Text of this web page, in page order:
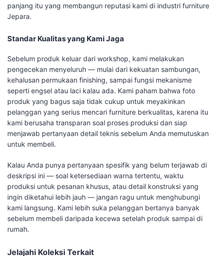
panjang itu yang membangun reputasi kami di industri furniture
Jepara.
Standar Kualitas yang Kami Jaga
Sebelum produk keluar dari workshop, kami melakukan
pengecekan menyeluruh — mulai dari kekuatan sambungan,
kehalusan permukaan finishing, sampai fungsi mekanisme
seperti engsel atau laci kalau ada. Kami paham bahwa foto
produk yang bagus saja tidak cukup untuk meyakinkan
pelanggan yang serius mencari furniture berkualitas, karena itu
kami berusaha transparan soal proses produksi dan siap
menjawab pertanyaan detail teknis sebelum Anda memutuskan
untuk membeli.
Kalau Anda punya pertanyaan spesifik yang belum terjawab di
deskripsi ini — soal ketersediaan warna tertentu, waktu
produksi untuk pesanan khusus, atau detail konstruksi yang
ingin diketahui lebih jauh — jangan ragu untuk menghubungi
kami langsung. Kami lebih suka pelanggan bertanya banyak
sebelum membeli daripada kecewa setelah produk sampai di
rumah.
Jelajahi Koleksi Terkait